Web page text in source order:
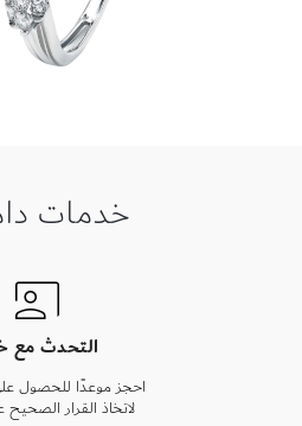
خدمات
التحدث مع
احجز موعدًا للحصول
لاتخاذ القرار الصحيح